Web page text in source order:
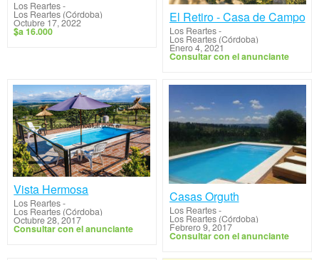
Los Reartes-
Los Reartes (Córdoba)
Octubre 17, 2022
$a 16.000
El Retiro - Casa de Campo
Los Reartes-
Los Reartes (Córdoba)
Enero 4, 2021
Consultar con el anunciante
Vista Hermosa
Los Reartes-
Los Reartes (Córdoba)
Octubre 28, 2017
Consultar con el anunciante
Casas Orguth
Los Reartes-
Los Reartes (Córdoba)
Febrero 9, 2017
Consultar con el anunciante